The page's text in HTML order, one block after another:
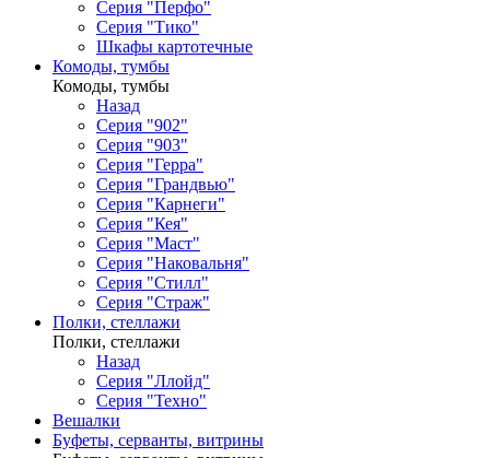
Серия "Перфо"
Серия "Тико"
Шкафы картотечные
Комоды, тумбы
Комоды, тумбы
Назад
Серия "902"
Серия "903"
Серия "Герра"
Серия "Грандвью"
Серия "Карнеги"
Серия "Кея"
Серия "Маст"
Серия "Наковальня"
Серия "Стилл"
Серия "Страж"
Полки, стеллажи
Полки, стеллажи
Назад
Серия "Ллойд"
Серия "Техно"
Вешалки
Буфеты, серванты, витрины